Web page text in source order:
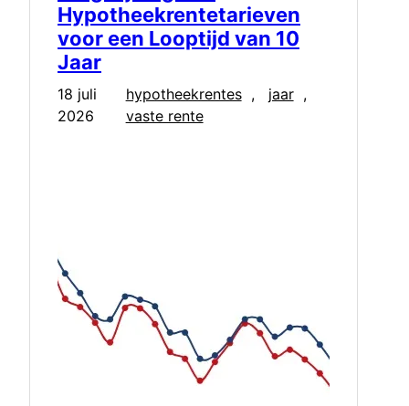
Hypotheekrentetarieven
voor een Looptijd van 10
Jaar
18 juli
2026
hypotheekrentes , jaar
,
vaste rente